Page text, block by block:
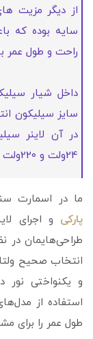
از دیگر مزیت
سایه بوده که
راحت و طول عمر
داخل شیار
سایز سیلیکون
24ولت و 220ولت استفاده کرد.
ما در اسمارت
پارکی و اجرای
طراحی‌هایمان در
و یکنواختی
طول عمر را برای